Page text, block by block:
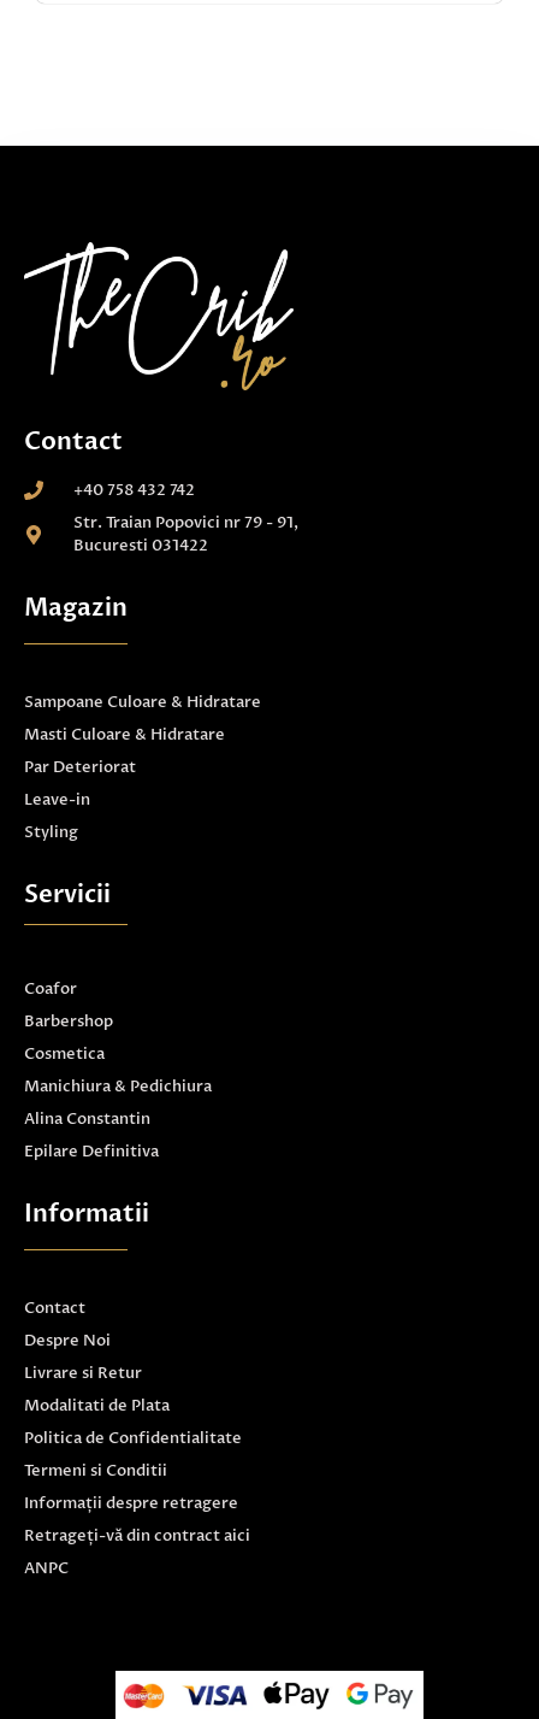
Contact
+40 758 432 742
Str. Traian Popovici nr 79 - 91,
Bucuresti 031422
Magazin
Sampoane Culoare & Hidratare
Masti Culoare & Hidratare
Par Deteriorat
Leave-in
Styling
Servicii
Coafor
Barbershop
Cosmetica
Manichiura & Pedichiura
Alina Constantin
Epilare Definitiva
Informatii
Contact
Despre Noi
Livrare si Retur
Modalitati de Plata
Politica de Confidentialitate
Termeni si Conditii
Informații despre retragere
Retrageți-vă din contract aici
ANPC